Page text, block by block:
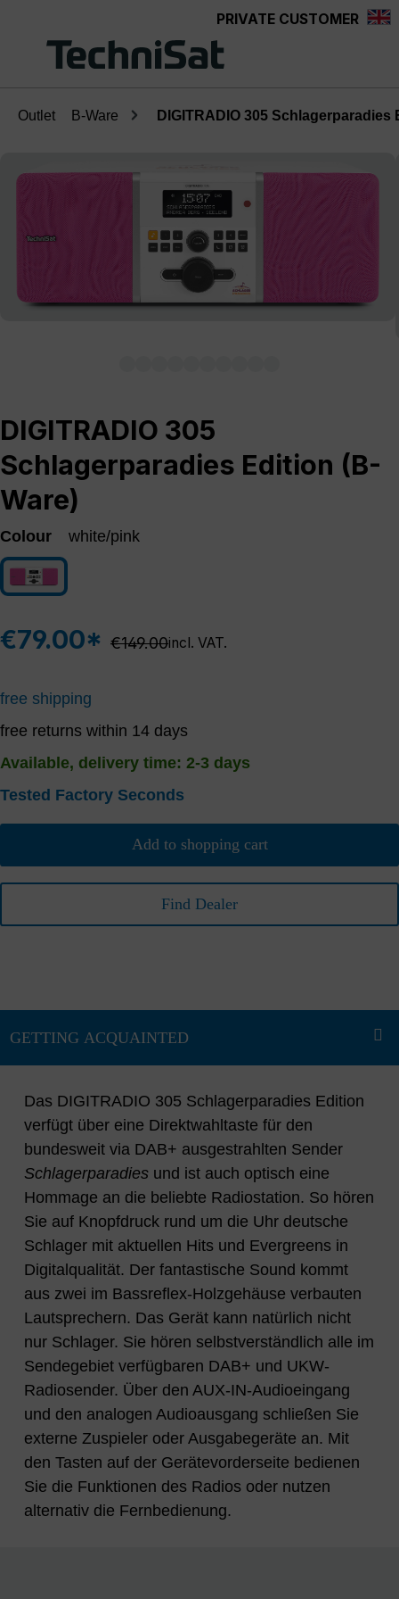
PRIVATE CUSTOMER
Outlet B-Ware DIGITRADIO 305 Schlagerparadies
DIGITRADIO 305
Schlagerparadies Edition (B-
Ware)
Colour white/pink
white/pink
€79.00* Regular price:
€149.00incl. VAT.
free shipping
free returns within 14 days
Available, delivery time: 2-3 days
Tested Factory Seconds
Add to shopping cart
Find Dealer
Das DIGITRADIO 305 Schlagerparadies Edition
verfügt über eine Direktwahltaste für den
bundesweit via DAB+ ausgestrahlten Sender
Schlagerparadies und ist auch optisch eine
Hommage an die beliebte Radiostation. So hören
Sie auf Knopfdruck rund um die Uhr deutsche
Schlager mit aktuellen Hits und Evergreens in
Digitalqualität. Der fantastische Sound kommt
aus zwei im Bassreflex-Holzgehäuse verbauten
Lautsprechern. Das Gerät kann natürlich nicht
nur Schlager. Sie hören selbstverständlich alle im
Sendegebiet verfügbaren DAB+ und UKW-
Radiosender. Über den AUX-IN-Audioeingang
und den analogen Audioausgang schließen Sie
externe Zuspieler oder Ausgabegeräte an. Mit
den Tasten auf der Gerätevorderseite bedienen
Sie die Funktionen des Radios oder nutzen
alternativ die Fernbedienung.